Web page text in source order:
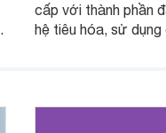
cấp với thành phần
hệ tiêu hóa, sử
cùng Websosanh.vn